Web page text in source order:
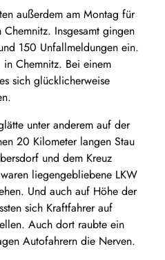
außerdem am Montag für
Insgesamt gingen
150 Unfallmeldungen ein.
Chemnitz. Bei einem
sich glücklicherweise
unter anderem auf der
20 Kilometer langen Stau
und dem Kreuz
liegengebliebene LKW
Und auch auf Höhe der
sich Kraftfahrer auf
Auch dort raubte ein
Autofahrern die Nerven.